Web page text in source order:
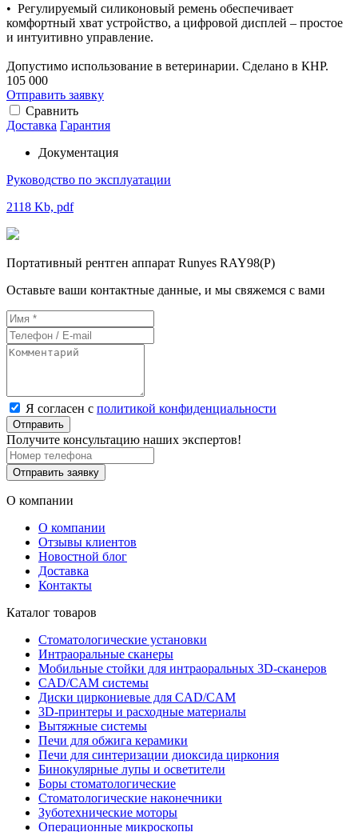
• Регулируемый силиконовый ремень обеспечивает
комфортный хват устройство, а цифровой дисплей – простое
и интуитивно управление.
Допустимо использование в ветеринарии. Сделано в КНР.
105 000
Отправить заявку
Сравнить
Доставка Гарантия
Документация
Руководство по эксплуатации
2118 Kb, pdf
Портативный рентген аппарат Runyes RAY98(P)
Оставьте ваши контактные данные, и мы свяжемся с вами
Я согласен с политикой конфиденциальности
Отправить
Получите консультацию наших экспертов!
Отправить заявку
О компании
О компании
Отзывы клиентов
Новостной блог
Доставка
Контакты
Каталог товаров
Стоматологические установки
Интраоральные сканеры
Мобильные стойки для интраоральных 3D-сканеров
CAD/CAM системы
Диски циркониевые для CAD/CAM
3D-принтеры и расходные материалы
Вытяжные системы
Печи для обжига керамики
Печи для синтеризации диоксида циркония
Бинокулярные лупы и осветители
Боры стоматологические
Стоматологические наконечники
Зуботехнические моторы
Операционные микроскопы